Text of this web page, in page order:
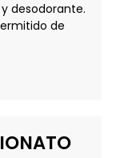
desodorante.
de